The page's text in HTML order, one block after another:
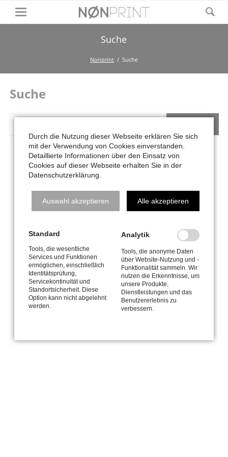
Suche
Nonprint Suche
Suche
Suchbegriffe
HOME DESIGN DEVELOPMENT
DATENSCHUTZ
Impressum|Datenschutz
Durch die Nutzung dieser Webseite erklären Sie sich
mit der Verwendung von Cookies einverstanden.
Detaillierte Informationen über den Einsatz von
Cookies auf dieser Webseite erhalten Sie in der
Datenschutzerklärung.
Auswahl akzeptieren Alle akzeptieren
Standard
Tools, die wesentliche
Services und Funktionen
ermöglichen, einschließlich
Identitätsprüfung,
Servicekontinuität und
Standortsicherheit. Diese
Option kann nicht abgelehnt
werden.
Analytik
Tools, die anonyme Daten
über Website-Nutzung und -
Funktionalität sammeln. Wir
nutzen die Erkenntnisse, um
unsere Produkte,
Dienstleistungen und das
Benutzererlebnis zu
verbessern.